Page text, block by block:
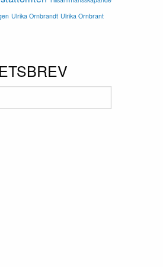
Ulrika Ornbrandt Ulrika Ornbrant